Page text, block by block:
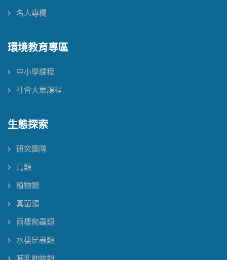
名人專欄
環境教育專區
中小學課程
社會大眾課程
生態探索
研究團隊
鳥類
植物類
真菌類
兩棲爬蟲類
水棲昆蟲類